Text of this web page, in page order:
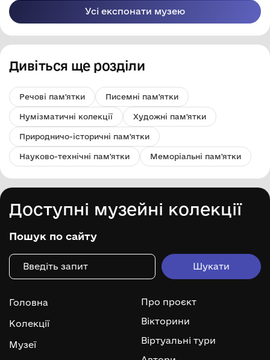
Усі експонати музею
Дивіться ще розділи
Речові пам'ятки Писемні пам'ятки
Нумізматичні колекції Художні пам'ятки
Природничо-історичні пам'ятки
Науково-технічні пам'ятки Меморіальні пам'ятки
Доступні музейні колекції
Пошук по сайту
Головна
Колекції
Музеї
Про проєкт
Вікторини
Віртуальні тури